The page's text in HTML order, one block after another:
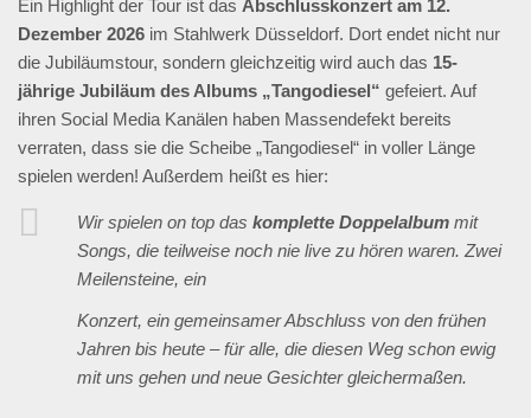
Ein Highlight der Tour ist das Abschlusskonzert am 12.
Dezember 2026 im Stahlwerk Düsseldorf. Dort endet nicht nur
die Jubiläumstour, sondern gleichzeitig wird auch das 15-
jährige Jubiläum des Albums „Tangodiesel“ gefeiert. Auf
ihren Social Media Kanälen haben Massendefekt bereits
verraten, dass sie die Scheibe „Tangodiesel“ in voller Länge
spielen werden! Außerdem heißt es hier:
Wir spielen on top das komplette Doppelalbum mit
Songs, die teilweise noch nie live zu hören waren. Zwei
Meilensteine, ein
Konzert, ein gemeinsamer Abschluss von den frühen
Jahren bis heute – für alle, die diesen Weg schon ewig
mit uns gehen und neue Gesichter gleichermaßen.